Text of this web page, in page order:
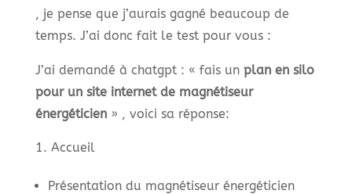
, je pense que j’aurais gagné beaucoup de
temps. J’ai donc fait le test pour vous :
J’ai demandé à chatgpt : « fais un plan en silo
pour un site internet de magnétiseur
énergéticien» , voici sa réponse:
Accueil
Présentation du magnétiseur énergéticien